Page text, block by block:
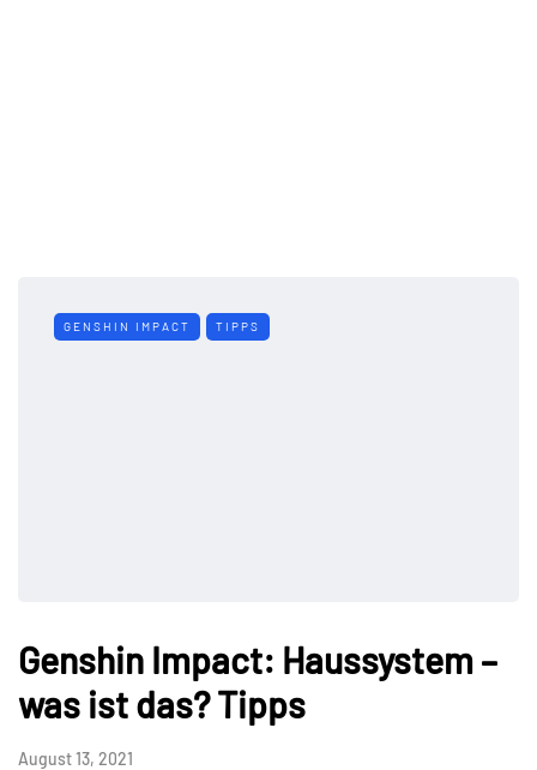
GENSHIN IMPACT TIPPS
Genshin Impact: Haussystem –
was ist das? Tipps
August 13, 2021